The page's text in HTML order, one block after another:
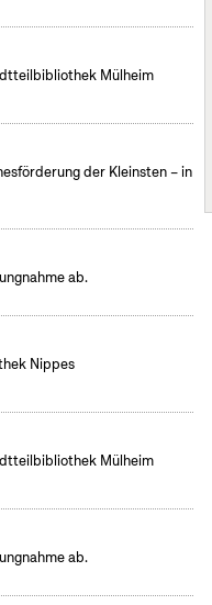
Mülheim
der Kleinsten – in
ab.
Nippes
Mülheim
ab.